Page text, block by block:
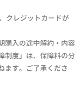
クレジットカードが
購入の途中解約・内容
制度」は、保障料の分
ます。ご了承くださ